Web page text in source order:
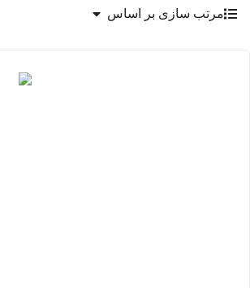
مرتب سازی بر اساس